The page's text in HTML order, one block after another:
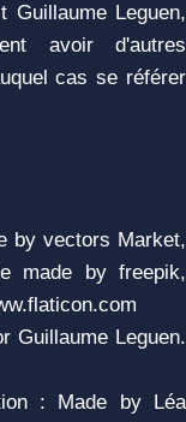
Guillaume Leguen,
avoir d'autres
cas se référer
by vectors Market,
made by freepik,
Guillaume Leguen.
: Made by Léa